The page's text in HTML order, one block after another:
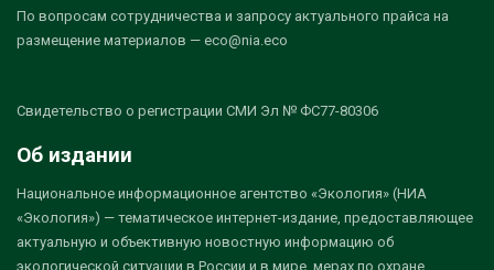
По вопросам сотрудничества и запросу актуального прайса на
размещение материалов — eco@nia.eco
Свидетельство о регистрации СМИ Эл № ФС77-80306
Об издании
Национальное информационное агентство «Экология» (НИА
«Экология») — тематическое интернет-издание, предоставляющее
актуальную и объективную новостную информацию об
экологической ситуации в России и в мире, мерах по охране